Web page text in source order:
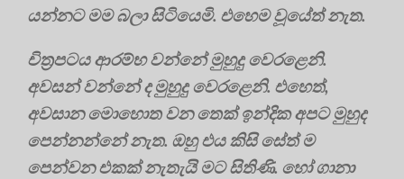
යන්නට මම බලා සිටියෙමි. එහෙම වූයේත් නැත.
චිත්‍රපටය ආරම්භ වන්නේ මුහුදු වෙරළෙනි.
අවසන් වන්නේ ද මුහුදු වෙරළෙනි. එහෙත්,
අවසාන මොහොත වන තෙක් ඉන්දික අපට මුහුද
පෙන්නන්නේ නැත. ඔහු එය කිසි සේත් ම
පෙන්වන එකක් නැතැයි මට සිතිණි. හෝ ගානා